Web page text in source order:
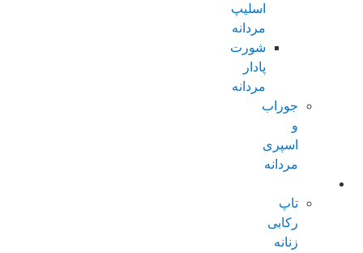
اسلیپ
مردانه
شورت
پادار
مردانه
جوراب
و
اسپری
مردانه
تاپ
رکابی
زنانه